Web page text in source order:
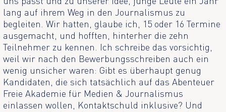
lang auf ihrem Weg in den Journalismus zu
begleiten. Wir hatten, glaube ich, 15 oder 16 Termine
ausgemacht, und hofften, hinterher die zehn
Teilnehmer zu kennen. Ich schreibe das vorsichtig,
weil wir nach den Bewerbungsschreiben auch ein
wenig unsicher waren: Gibt es überhaupt genug
Kandidaten, die sich tatsächlich auf das Abenteuer
Freie Akademie für Medien & Journalismus
einlassen wollen, Kontaktschuld inklusive? Und